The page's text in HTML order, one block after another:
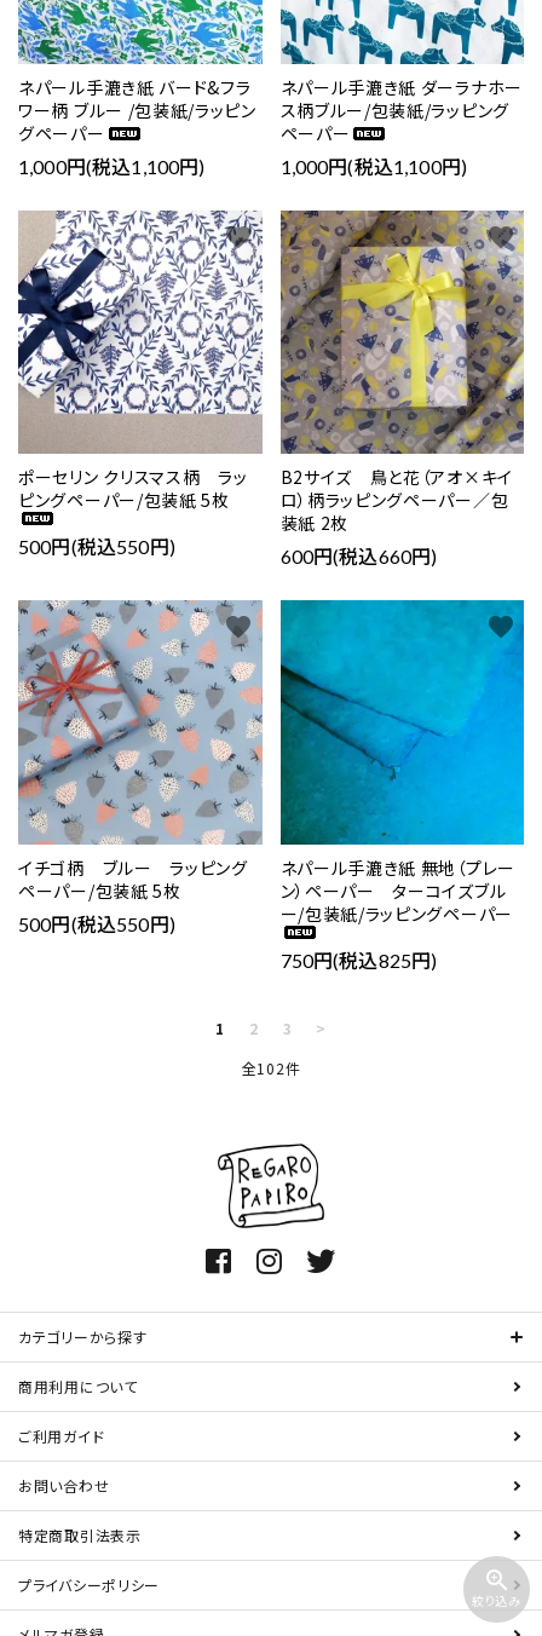
ネパール手漉き紙 バード&フラ
ワー柄 ブルー /包装紙/ラッピン
グペーパー
1,000円(税込1,100円)
ネパール手漉き紙 ダーラナホー
ス柄ブルー/包装紙/ラッピング
ペーパー
1,000円(税込1,100円)
ポーセリン クリスマス柄 ラッ
ピングペーパー/包装紙 5枚
500円(税込550円)
favorite
B2サイズ 鳥と花（アオ×キイ
ロ）柄ラッピングペーパー／包
装紙 2枚
600円(税込660円)
favorite
イチゴ柄 ブルー ラッピング
ペーパー/包装紙 5枚
500円(税込550円)
favorite
ネパール手漉き紙 無地（プレー
ン）ペーパー ターコイズブル
ー/包装紙/ラッピングペーパー
750円(税込825円)
favorite
1 2 3
>
全102件
zoom_in
絞り込み
カテゴリーから探す
商用利用について
ご利用ガイド
お問い合わせ
特定商取引法表示
プライバシーポリシー